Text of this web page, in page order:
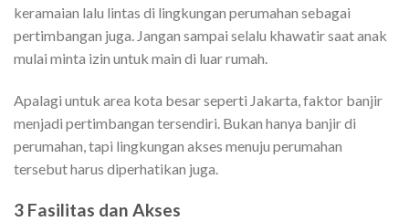
keramaian lalu lintas di lingkungan perumahan sebagai
pertimbangan juga. Jangan sampai selalu khawatir saat anak
mulai minta izin untuk main di luar rumah.
Apalagi untuk area kota besar seperti Jakarta, faktor banjir
menjadi pertimbangan tersendiri. Bukan hanya banjir di
perumahan, tapi lingkungan akses menuju perumahan
tersebut harus diperhatikan juga.
3 Fasilitas dan Akses